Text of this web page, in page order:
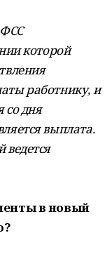
которой
работнику, и
со дня
выплата.
ведется
в новый